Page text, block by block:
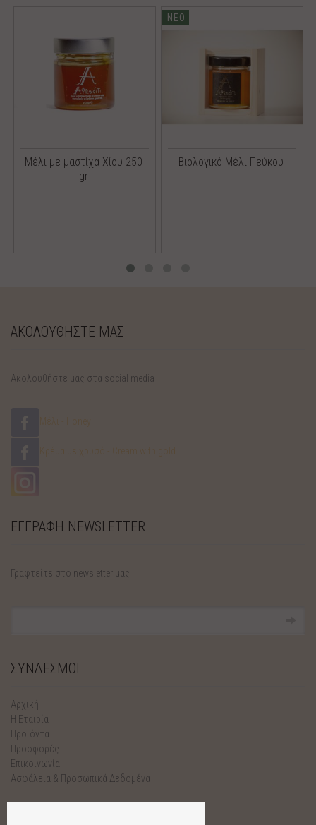
Mέλι με μαστίχα Χίου 250
gr
ΝΕΟ
Βιολογικό Μέλι Πεύκου
ΑΚΟΛΟΥΘΗΣΤΕ ΜΑΣ
Ακολουθήστε μας στα social media
ΕΓΓΡΑΦΗ NEWSLETTER
Γραφτείτε στο newsletter μας
ΣΥΝΔΕΣΜΟΙ
Αρχική
Η Εταιρία
Προϊόντα
Προσφορές
Επικοινωνία
Ασφάλεια & Προσωπικά Δεδομένα